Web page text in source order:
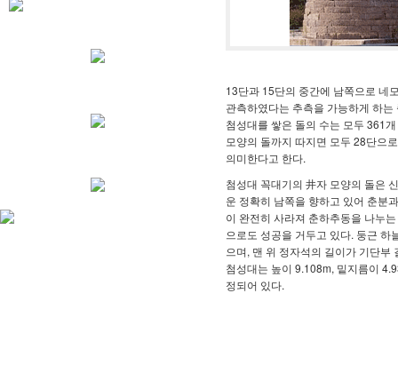
13단과 15단의 중간에 남쪽으로 네
관측하였다는 추측을 가능하게 하
첨성대를 쌓은 돌의 수는 모두 361
모양의 돌까지 따지면 모두 28단으
의미한다고 한다.
첨성대 꼭대기의 井자 모양의 돌은
운 정확히 남쪽을 향하고 있어 춘분
이 완전히 사라져 춘하추동을 나누
으로도 성공을 거두고 있다. 둥근
으며, 맨 위 정자석의 길이가 기단
첨성대는 높이 9.108m, 밑지름이
정되어 있다.